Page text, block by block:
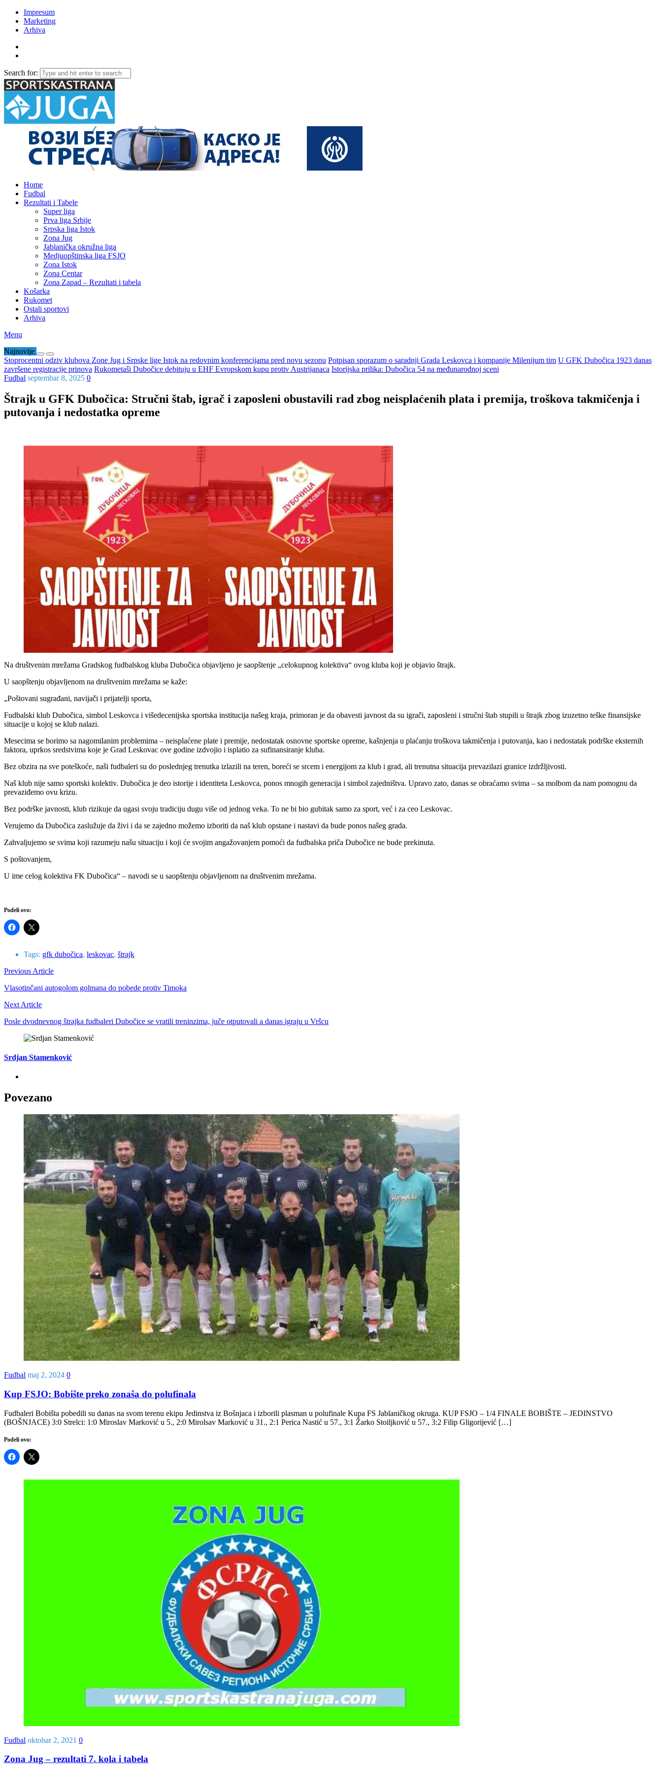
Impresum
Marketing
Arhiva
Search for:
Home
Fudbal
Rezultati i Tabele
Super liga
Prva liga Srbije
Srpska liga Istok
Zona Jug
Jablanička okružna liga
Medjuopštinska liga FSJO
Zona Istok
Zona Centar
Zona Zapad – Rezultati i tabela
Košarka
Rukomet
Ostali sportovi
Arhiva
Menu
Najnovije
Stoprocentni odziv klubova Zone Jug i Srpske lige Istok na redovnim konferencijama pred novu sezonu Potpisan sporazum o saradnji Grada Leskovca i kompanije Milenijum tim U GFK Dubočica 1923 danas
završene registracije prinova Rukometaši Dubočice debituju u EHF Evropskom kupu protiv Austrijanaca Istorijska prilika: Dubočica 54 na međunarodnoj sceni
Fudbal septembar 8, 2025 0
Štrajk u GFK Dubočica: Stručni štab, igrač i zaposleni obustavili rad zbog neisplaćenih plata i premija, troškova takmičenja i
putovanja i nedostatka opreme
Na društvenim mrežama Gradskog fudbalskog kluba Dubočica objavljeno je saopštenje „celokupnog kolektiva“ ovog kluba koji je objavio štrajk.
U saopštenju objavljenom na društvenim mrežama se kaže:
„Poštovani sugrađani, navijači i prijatelji sporta,
Fudbalski klub Dubočica, simbol Leskovca i višedecenijska sportska institucija našeg kraja, primoran je da obavesti javnost da su igrači, zaposleni i stručni štab stupili u štrajk zbog izuzetno teške finansijske
situacije u kojoj se klub nalazi.
Mesecima se borimo sa nagomilanim problemima – neisplaćene plate i premije, nedostatak osnovne sportske opreme, kašnjenja u plaćanju troškova takmičenja i putovanja, kao i nedostatak podrške eksternih
faktora, uprkos sredstvima koje je Grad Leskovac ove godine izdvojio i isplatio za sufinansiranje kluba.
Bez obzira na sve poteškoće, naši fudbaleri su do poslednjeg trenutka izlazili na teren, boreći se srcem i energijom za klub i grad, ali trenutna situacija prevazilazi granice izdržljivosti.
Naš klub nije samo sportski kolektiv. Dubočica je deo istorije i identiteta Leskovca, ponos mnogih generacija i simbol zajedništva. Upravo zato, danas se obraćamo svima – sa molbom da nam pomognu da
prevaziđemo ovu krizu.
Bez podrške javnosti, klub rizikuje da ugasi svoju tradiciju dugu više od jednog veka. To ne bi bio gubitak samo za sport, već i za ceo Leskovac.
Verujemo da Dubočica zaslužuje da živi i da se zajedno možemo izboriti da naš klub opstane i nastavi da bude ponos našeg grada.
Zahvaljujemo se svima koji razumeju našu situaciju i koji će svojim angažovanjem pomoći da fudbalska priča Dubočice ne bude prekinuta.
S poštovanjem,
U ime celog kolektiva FK Dubočica“ – navodi se u saopštenju objavljenom na društvenim mrežama.
Podeli ovo:
Tags: gfk dubočica, leskovac, štrajk
Previous Article
Vlasotinčani autogolom golmana do pobede protiv Timoka
Next Article
Posle dvodnevnog štrajka fudbaleri Dubočice se vratili treninzima, juče otputovali a danas igraju u Vršcu
Srdjan Stamenković
Povezano
Fudbal maj 2, 2024 0
Kup FSJO: Bobište preko zonaša do polufinala
Fudbaleri Bobišta pobedili su danas na svom terenu ekipu Jedinstva iz Bošnjaca i izborili plasman u polufinale Kupa FS Jablaničkog okruga. KUP FSJO – 1/4 FINALE BOBIŠTE – JEDINSTVO
(BOŠNJACE) 3:0 Strelci: 1:0 Miroslav Marković u 5., 2:0 Mirolsav Marković u 31., 2:1 Perica Nastić u 57., 3:1 Žarko Stoiljković u 57., 3:2 Filip Gligorijević […]
Podeli ovo:
Fudbal oktobar 2, 2021 0
Zona Jug – rezultati 7. kola i tabela